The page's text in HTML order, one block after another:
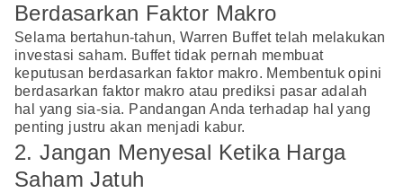
Berdasarkan Faktor Makro
Selama bertahun-tahun, Warren Buffet telah melakukan
investasi saham. Buffet tidak pernah membuat
keputusan berdasarkan faktor makro. Membentuk opini
berdasarkan faktor makro atau prediksi pasar adalah
hal yang sia-sia. Pandangan Anda terhadap hal yang
penting justru akan menjadi kabur.
2. Jangan Menyesal Ketika Harga
Saham Jatuh